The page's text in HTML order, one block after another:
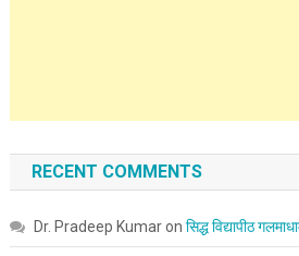
RECENT COMMENTS
Dr. Pradeep Kumaron सिद्ध विद्यापीठ